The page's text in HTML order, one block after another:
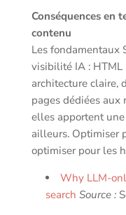
Conséquences en
contenu
Les fondamentaux
visibilité IA : HTML
architecture claire,
pages dédiées aux
elles apportent
ailleurs. Optimiser
optimiser pour les
Why LLM-
search Source :